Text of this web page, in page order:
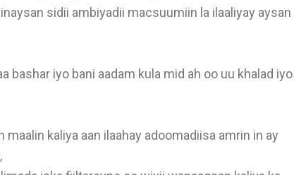
sidii ambiyadii macsuumiin la ilaaliyay aysan
bashar iyo bani aadam kula mid ah oo uu khalad iyo
maalin kaliya aan ilaahay adoomadiisa amrin in ay